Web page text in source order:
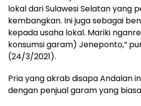
lokal dari Sulawesi Selatan yang
kembangkan. Ini juga sebagai
kepada usaha lokal. Mariki
konsumsi garam) Jeneponto,”
(24/3/2021).
Pria yang akrab disapa Andalan
dengan penjual garam yang